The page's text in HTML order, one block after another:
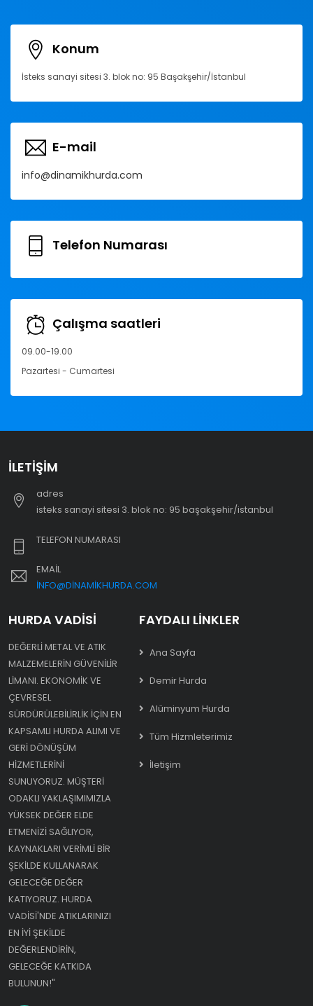
Konum
İsteks sanayi sitesi 3. blok no: 95 Başakşehir/İstanbul
E-mail
info@dinamikhurda.com
Telefon Numarası
Çalışma saatleri
09.00-19.00
Pazartesi - Cumartesi
İLETIŞIM
adres
i̇steks sanayi sitesi 3. blok no: 95 başakşehir/i̇stanbul
TELEFON NUMARASI
EMAIL
INFO@DINAMIKHURDA.COM
HURDA VADISI
DEĞERLI METAL VE ATIK
MALZEMELERIN GÜVENILIR
LIMANI. EKONOMIK VE
ÇEVRESEL
SÜRDÜRÜLEBILIRLIK IÇIN EN
KAPSAMLI HURDA ALIMI VE
GERI DÖNÜŞÜM
HIZMETLERINI
SUNUYORUZ. MÜŞTERI
ODAKLI YAKLAŞIMIMIZLA
YÜKSEK DEĞER ELDE
ETMENIZI SAĞLIYOR,
KAYNAKLARI VERIMLI BIR
ŞEKILDE KULLANARAK
GELECEĞE DEĞER
KATIYORUZ. HURDA
VADISI'NDE ATIKLARINIZI
EN IYI ŞEKILDE
DEĞERLENDIRIN,
GELECEĞE KATKIDA
BULUNUN!"
FAYDALI LINKLER
Ana Sayfa
Demir Hurda
Alüminyum Hurda
Tüm Hizmleterimiz
İletişim